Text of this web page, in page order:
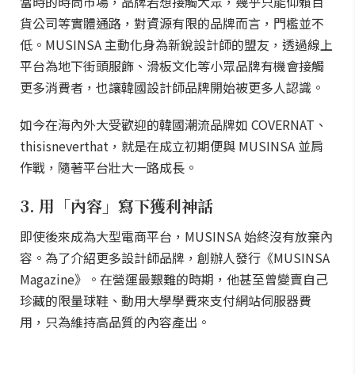
貨公司等實體通路，對資源有限的品牌而言，門檻並不
低。MUSINSA 主動化身為新銳設計師的盟友，透過線上
平台為地下街頭服飾、滑板文化等小眾品牌有機會接觸
更多消費者，也讓韓國設計師品牌開始被更多人認識。
如今在海內外大受歡迎的韓國潮流品牌如 COVERNAT、
thisisneverthat，就是在成立初期便與 MUSINSA 並肩
作戰，隨著平台壯大一路成長。
3. 用「內容」寫下獲利神話
即使後來成為大型電商平台，MUSINSA 始終沒有放棄內
容。為了介紹更多設計師品牌，創辦人發行《MUSINSA
Magazine》。在營運最艱難的時期，他甚至曾變賣自己
珍藏的限量球鞋、動用大學學費來支付網站伺服器費
用，只為維持高品質的內容產出。